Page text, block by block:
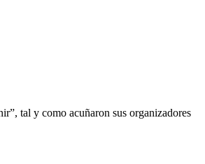
tal y como acuñaron sus organizadores